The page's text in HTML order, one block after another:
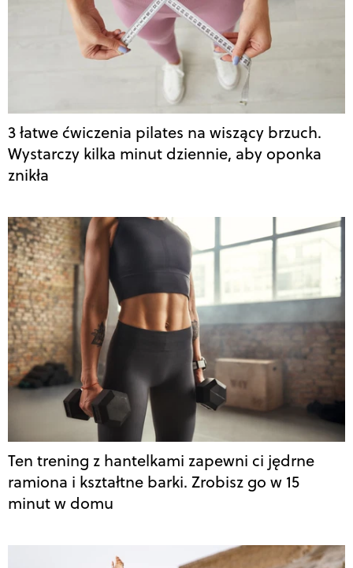
3 łatwe ćwiczenia pilates na wiszący brzuch.
Wystarczy kilka minut dziennie, aby oponka
znikła
Ten trening z hantelkami zapewni ci jędrne
ramiona i kształtne barki. Zrobisz go w 15
minut w domu